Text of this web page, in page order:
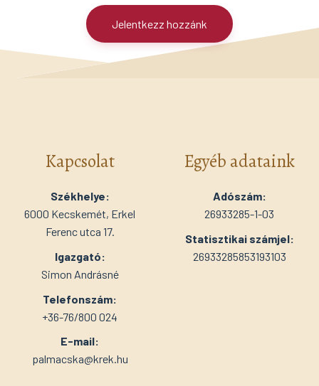
Jelentkezz hozzánk
Kapcsolat
Székhelye:
6000 Kecskemét, Erkel
Ferenc utca 17.
Igazgató:
Simon Andrásné
Telefonszám:
+36-76/800 024
E-mail:
palmacska@krek.hu
Egyéb adataink
Adószám:
26933285-1-03
Statisztikai számjel:
26933285853193103